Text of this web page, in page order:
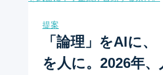
提案
「論理」をAIに、
を人に。2026年、